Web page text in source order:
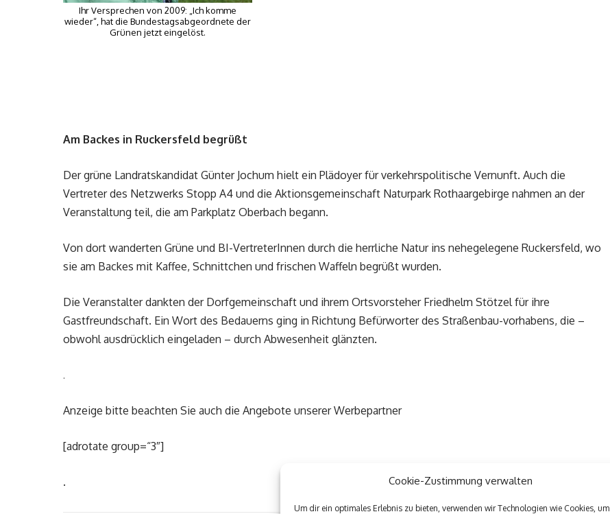
Cookie-Zustimmung verwalten
Um dir ein optimales Erlebnis zu bieten, verwenden wir Technologien wie Cookies, um
Ihr Versprechen von 2009: „Ich komme
wieder“, hat die Bundestagsabgeordnete der
Grünen jetzt eingelöst.
Am Backes in Ruckersfeld begrüßt
Der grüne Landratskandidat Günter Jochum hielt ein Plädoyer für verkehrspolitische Vernunft. Auch die
Vertreter des Netzwerks Stopp A4 und die Aktionsgemeinschaft Naturpark Rothaargebirge nahmen an der
Veranstaltung teil, die am Parkplatz Oberbach begann.
Von dort wanderten Grüne und BI-VertreterInnen durch die herrliche Natur ins nehegelegene Ruckersfeld, wo
sie am Backes mit Kaffee, Schnittchen und frischen Waffeln begrüßt wurden.
Die Veranstalter dankten der Dorfgemeinschaft und ihrem Ortsvorsteher Friedhelm Stötzel für ihre
Gastfreundschaft. Ein Wort des Bedauerns ging in Richtung Befürworter des Straßenbau-vorhabens, die –
obwohl ausdrücklich eingeladen – durch Abwesenheit glänzten.
.
Anzeige bitte beachten Sie auch die Angebote unserer Werbepartner
[adrotate group=“3″]
.